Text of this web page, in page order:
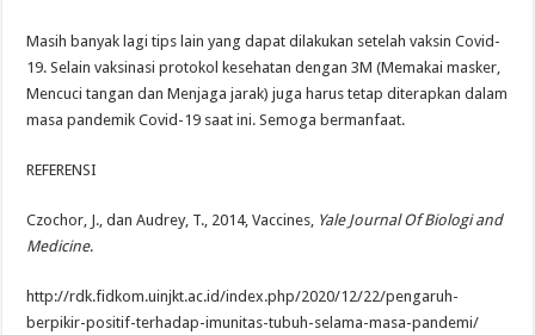
Masih banyak lagi tips lain yang dapat dilakukan setelah vaksin Covid-
19. Selain vaksinasi protokol kesehatan dengan 3M (Memakai masker,
Mencuci tangan dan Menjaga jarak) juga harus tetap diterapkan dalam
masa pandemik Covid-19 saat ini. Semoga bermanfaat.
REFERENSI
Czochor, J., dan Audrey, T., 2014, Vaccines, Yale Journal Of Biologi and
Medicine.
http://rdk.fidkom.uinjkt.ac.id/index.php/2020/12/22/pengaruh-
berpikir-positif-terhadap-imunitas-tubuh-selama-masa-pandemi/